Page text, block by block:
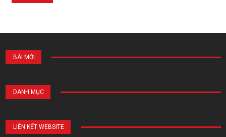
BÀI MỚI
DANH MỤC
LIÊN KẾT WEBSITE